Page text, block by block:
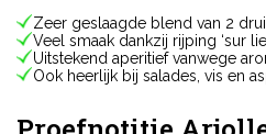
Zeer geslaagde blend van 2
Veel smaak dankzij rijping ‘sur
Uitstekend aperitief vanwege
Ook heerlijk bij salades, vis en